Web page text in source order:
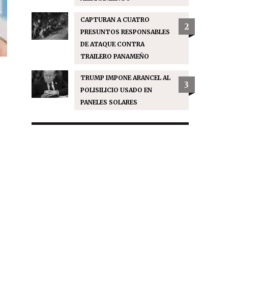
CAPTURAN A CUATRO
PRESUNTOS RESPONSABLES
DE ATAQUE CONTRA
TRAILERO PANAMEÑO
2
TRUMP IMPONE ARANCEL AL
POLISILICIO USADO EN
PANELES SOLARES
3